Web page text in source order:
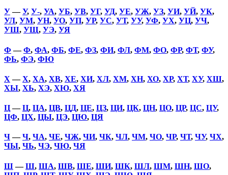
У—У, У-, УА, УБ, УВ, УГ, УД, УЕ, УЖ, УЗ, УИ, УЙ, УК,
УЛ, УМ, УН, УО, УП, УР, УС, УТ, УУ, УФ, УХ, УЦ, УЧ,
УШ, УЩ, УЭ, УЯ
Ф —Ф, ФА, ФБ, ФЕ, ФЗ, ФИ, ФЛ, ФМ, ФО, ФР, ФТ, ФУ,
ФЬ, ФЭ, ФЮ
Х —Х, ХА, ХВ, ХЕ, ХИ, ХЛ, ХМ, ХН, ХО, ХР, ХТ, ХУ, ХШ,
ХЫ, ХЬ, ХЭ, ХЮ, ХЯ
Ц—Ц, ЦА, ЦВ, ЦД, ЦЕ, ЦЗ, ЦИ, ЦК, ЦН, ЦО, ЦР, ЦС, ЦУ,
ЦФ, ЦХ, ЦЫ, ЦЭ, ЦЮ, ЦЯ
Ч—Ч, ЧА, ЧЕ, ЧЖ, ЧИ, ЧК, ЧЛ, ЧМ, ЧО, ЧР, ЧТ, ЧУ, ЧХ,
ЧЫ, ЧЬ, ЧЭ, ЧЮ, ЧЯ
Ш—Ш, ША, ШВ, ШЕ, ШИ, ШК, ШЛ, ШМ, ШН, ШО,